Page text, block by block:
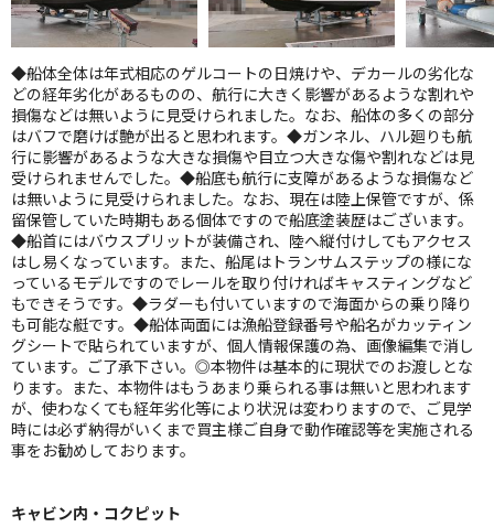
◆船体全体は年式相応のゲルコートの日焼けや、デカールの劣化な
どの経年劣化があるものの、航行に大きく影響があるような割れや
損傷などは無いように見受けられました。なお、船体の多くの部分
はバフで磨けば艶が出ると思われます。◆ガンネル、ハル廻りも航
行に影響があるような大きな損傷や目立つ大きな傷や割れなどは見
受けられませんでした。◆船底も航行に支障があるような損傷など
は無いように見受けられました。なお、現在は陸上保管ですが、係
留保管していた時期もある個体ですので船底塗装歴はございます。
◆船首にはバウスプリットが装備され、陸へ縦付けしてもアクセス
はし易くなっています。また、船尾はトランサムステップの様にな
っているモデルですのでレールを取り付ければキャスティングなど
もできそうです。◆ラダーも付いていますので海面からの乗り降り
も可能な艇です。◆船体両面には漁船登録番号や船名がカッティン
グシートで貼られていますが、個人情報保護の為、画像編集で消し
ています。ご了承下さい。◎本物件は基本的に現状でのお渡しとな
ります。また、本物件はもうあまり乗られる事は無いと思われます
が、使わなくても経年劣化等により状況は変わりますので、ご見学
時には必ず納得がいくまで買主様ご自身で動作確認等を実施される
事をお勧めしております。
キャビン内・コクピット